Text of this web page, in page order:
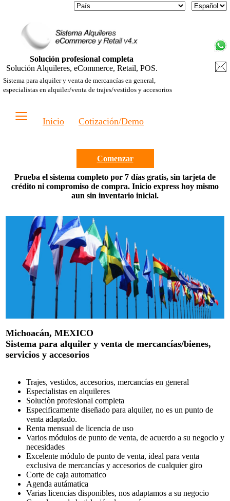
Solución profesional completa
Solución Alquileres, eCommerce, Retail, POS.
Sistema para alquiler y venta de mercancías en general,
especialistas en alquiler/venta de trajes/vestidos y accesorios
≡ Inicio Cotización/Demo
Comenzar
Prueba el sistema completo por 7 días gratis, sin tarjeta de
crédito ni compromiso de compra. Inicio express hoy mismo
aun sin inventario inicial.
Michoacán, MEXICO
Sistema para alquiler y venta de mercancías/bienes,
servicios y accesorios
Trajes, vestidos, accesorios, mercancías en general
Especialistas en alquileres
Soluciòn profesional completa
Especificamente diseñado para alquiler, no es un punto de
venta adaptado.
Renta mensual de licencia de uso
Varios módulos de punto de venta, de acuerdo a su negocio y
necesidades
Excelente módulo de punto de venta, ideal para venta
exclusiva de mercancías y accesorios de cualquier giro
Corte de caja automatico
Agenda autámatica
Varias licencias disponibles, nos adaptamos a su negocio